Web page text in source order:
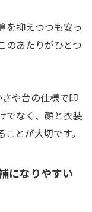
を抑えつつも安っ
のあたりがひとつ
や台の仕様で印
でなく、顔と衣装
とが大切です。
になりやすい